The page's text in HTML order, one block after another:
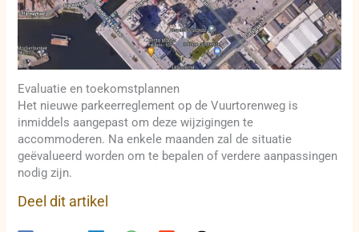
Evaluatie en toekomstplannen
Het nieuwe parkeerreglement op de Vuurtorenweg is
inmiddels aangepast om deze wijzigingen te
accommoderen. Na enkele maanden zal de situatie
geëvalueerd worden om te bepalen of verdere aanpassingen
nodig zijn.
Deel dit artikel